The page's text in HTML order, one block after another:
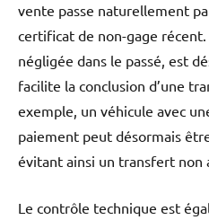
vente passe naturellement
certificat de non-gage
négligée dans le passé, est
facilite la conclusion d’une
exemple, un véhicule avec
paiement peut désormais
évitant ainsi un transfert non
Le contrôle technique est